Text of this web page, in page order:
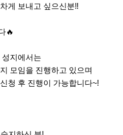
게 보내고 싶으신분‼️
🔥
지에서는
모임을 진행하고 있으며
청 후 진행이 가능합니다~!